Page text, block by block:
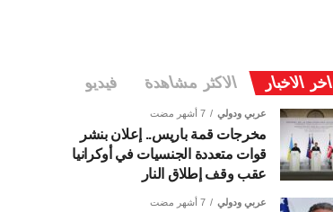
اخر الاخبار الاكثر مشاهدة فيديو
عربي ودولي 7 أشهر مضت
مخرجات قمة باريس.. إعلان بنشر
قوات متعددة الجنسيات في أوكرانيا
عقب وقف إطلاق النار
عربي ودولي 7 أشهر مضت